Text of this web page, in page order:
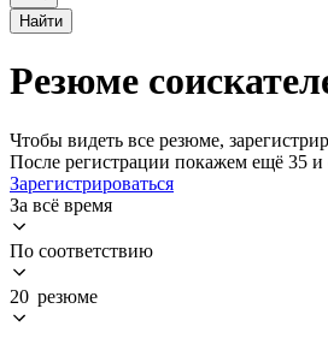
Найти
Резюме
Чтобы видеть все резюме,
После регистрации покажем ещё 35 и
Зарегистрироваться
За всё время
По соответствию
20 резюме